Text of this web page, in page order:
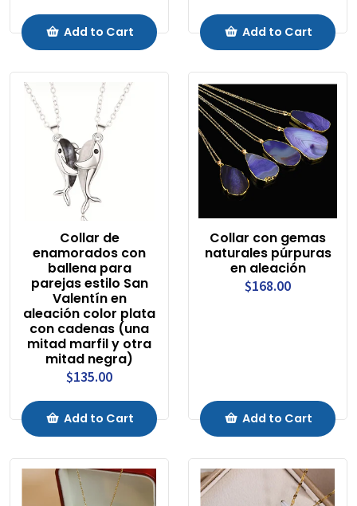
Add to Cart Add to Cart
Collar de
enamorados con
ballena para
parejas estilo San
Valentín en
aleación color plata
con cadenas (una
mitad marfil y otra
mitad negra)
$135.00
Add to Cart
Collar con gemas
naturales púrpuras
en aleación
$168.00
Add to Cart